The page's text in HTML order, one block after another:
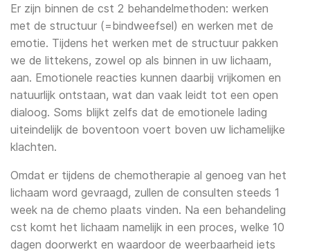
Er zijn binnen de cst 2 behandelmethoden: werken
met de structuur (=bindweefsel) en werken met de
emotie. Tijdens het werken met de structuur pakken
we de littekens, zowel op als binnen in uw lichaam,
aan. Emotionele reacties kunnen daarbij vrijkomen en
natuurlijk ontstaan, wat dan vaak leidt tot een open
dialoog. Soms blijkt zelfs dat de emotionele lading
uiteindelijk de boventoon voert boven uw lichamelijke
klachten.
Omdat er tijdens de chemotherapie al genoeg van het
lichaam word gevraagd, zullen de consulten steeds 1
week na de chemo plaats vinden. Na een behandeling
cst komt het lichaam namelijk in een proces, welke 10
dagen doorwerkt en waardoor de weerbaarheid iets
EPTE
Nekklachten
Langdurige pijn
Osteoporose
Reumatoïde artritis
Oedeem
Groei- en ontwikkelingsproblemen bij
kinderen
Niels Eelens
Lode Elens
Richard Mol
Rozanna Alsaadi
Drs. Joke van Bokkem
Hanneke Ligtenberg